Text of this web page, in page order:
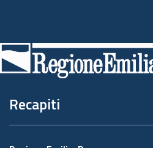
di
pagina
Recapiti